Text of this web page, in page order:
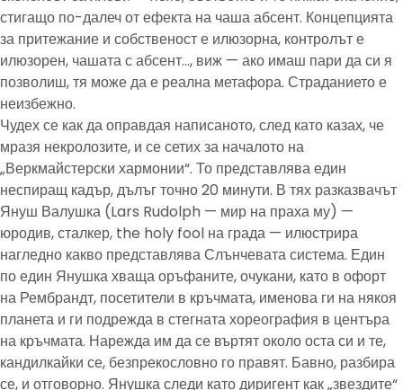
стигащо по-далеч от ефекта на чаша абсент. Концепцията
за притежание и собственост е илюзорна, контролът е
илюзорен, чашата с абсент…, виж — ако имаш пари да си я
позволиш, тя може да е реална метафора. Страданието е
неизбежно.
Чудех се как да оправдая написаното, след като казах, че
мразя некролозите, и се сетих за началото на
„Веркмайстерски хармонии“. То представлява един
неспиращ кадър, дълъг точно 20 минути. В тях разказвачът
Януш Валушка (Lars Rudolph — мир на праха му) —
юродив, сталкер, the holy fool на града — илюстрира
нагледно какво представлява Слънчевата система. Един
по един Янушка хваща оръфаните, очукани, като в офорт
на Рембрандт, посетители в кръчмата, именова ги на някоя
планета и ги подрежда в стегната хореография в центъра
на кръчмата. Нарежда им да се въртят около оста си и те,
кандилкайки се, безпрекословно го правят. Бавно, разбира
се, и отговорно. Янушка следи като диригент как „звездите“